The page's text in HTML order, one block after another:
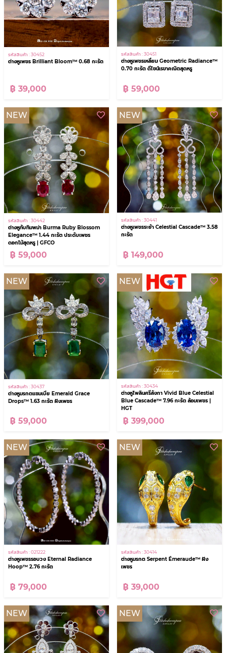
รหัสสินค้า : 30452
ต่างหูเพชร Brilliant Bloom™ 0.68 กะรัต
฿ 39,000
รหัสสินค้า : 30451
ต่างหูเพชรเหลี่ยม Geometric Radiance™
0.70 กะรัต ดีไซน์เรขาคณิตสุดหรู
฿ 59,000
NEW
รหัสสินค้า : 30442
ต่างหูทับทิมพม่า Burma Ruby Blossom
Elegance™ 1.44 กะรัต ประดับเพชร
ดอกไม้สุดหรู | GFCO
฿ 59,000
NEW
รหัสสินค้า : 30441
ต่างหูเพชรระย้า Celestial Cascade™ 3.58
กะรัต
฿ 149,000
NEW
รหัสสินค้า : 30437
ต่างหูมรกตแซมเบีย Emerald Grace
Drops™ 1.63 กะรัต ฝังเพชร
฿ 59,000
NEW
รหัสสินค้า : 30434
ต่างหูไพลินศรีลังกา Vivid Blue Celestial
Blue Cascade™ 7.96 กะรัต ล้อมเพชร |
HGT
฿ 399,000
NEW
รหัสสินค้า : 021222
ต่างหูเพชรรอบวง Eternal Radiance
Hoop™ 2.76 กะรัต
฿ 79,000
NEW
รหัสสินค้า : 30414
ต่างหูมรกต Serpent Émeraude™ ฝัง
เพชร
฿ 39,000
NEW NEW